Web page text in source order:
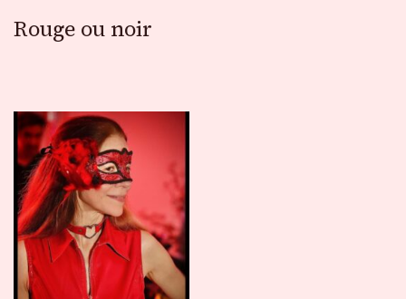
Rouge ou noir